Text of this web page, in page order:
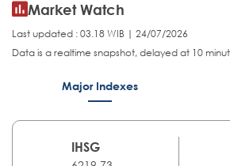
Market Watch
Last updated : 03.18 WIB | 24/07/2026
Data is a realtime snapshot, delayed at 10
Major Indexes
IHSG